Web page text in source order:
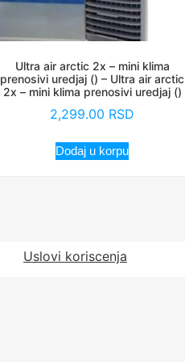
Ultra air arctic 2x – mini klima
prenosivi uredjaj () – Ultra air arctic
2x – mini klima prenosivi uredjaj ()
2,299.00 RSD
Dodaj u korpu
Uslovi koriscenja